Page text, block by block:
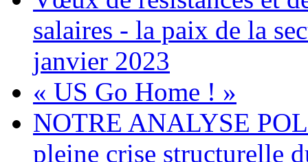
salaires - la paix de la
janvier 2023
« US Go Home ! »
NOTRE ANALYSE
pleine crise structurelle